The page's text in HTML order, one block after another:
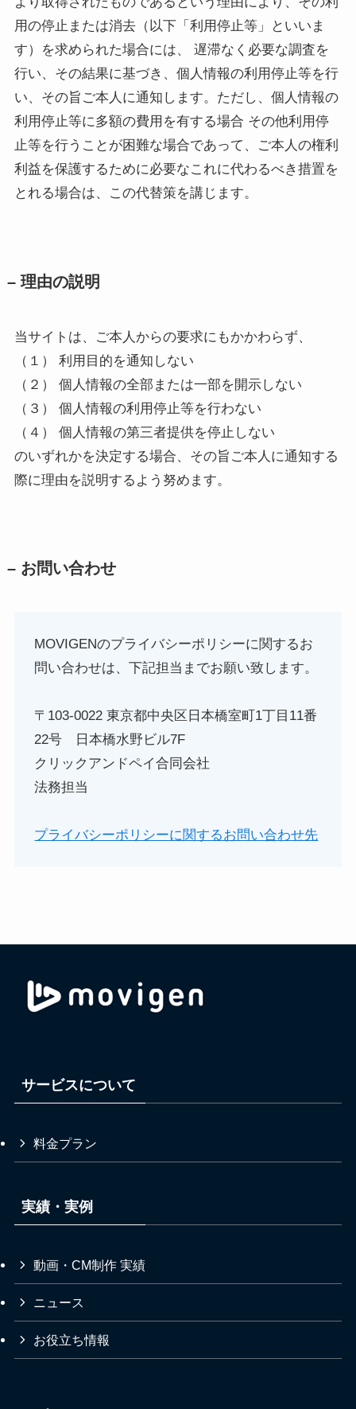
用の停止または消去（以下「利用停止等」といいま
す）を求められた場合には、 遅滞なく必要な調査を
行い、その結果に基づき、個人情報の利用停止等を行
い、その旨ご本人に通知します。ただし、個人情報の
利用停止等に多額の費用を有する場合 その他利用停
止等を行うことが困難な場合であって、ご本人の権利
利益を保護するために必要なこれに代わるべき措置を
とれる場合は、この代替策を講じます。
– 理由の説明
当サイトは、ご本人からの要求にもかかわらず、
（１） 利用目的を通知しない
（２） 個人情報の全部または一部を開示しない
（３） 個人情報の利用停止等を行わない
（４） 個人情報の第三者提供を停止しない
のいずれかを決定する場合、その旨ご本人に通知する
際に理由を説明するよう努めます。
– お問い合わせ
MOVIGENのプライバシーポリシーに関するお
問い合わせは、下記担当までお願い致します。
〒103-0022 東京都中央区日本橋室町1丁目11番
22号 日本橋水野ビル7F
クリックアンドペイ合同会社
法務担当
プライバシーポリシーに関するお問い合わせ先
サービスについて
料金プラン
実績・実例
動画・CM制作 実績
ニュース
お役立ち情報